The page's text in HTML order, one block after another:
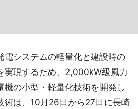
電システムの軽量化と建設時の
実現するため、2,000kW級風力
機の小型・軽量化技術を開発し
術は、10月26日から27日に長崎